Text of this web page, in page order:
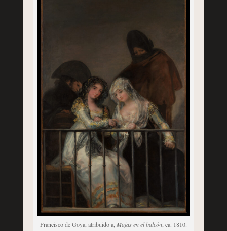
Francisco de Goya, atribuido a, Majas en el balcón, ca. 1810.